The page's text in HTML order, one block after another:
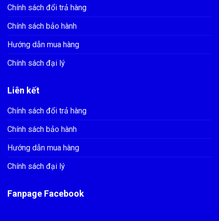
Chính sách đổi trả hàng
Chính sách bảo hành
Hướng dẫn mua hàng
Chính sách đại lý
Liên kết
Chính sách đổi trả hàng
Chính sách bảo hành
Hướng dẫn mua hàng
Chính sách đại lý
Fanpage Facebook